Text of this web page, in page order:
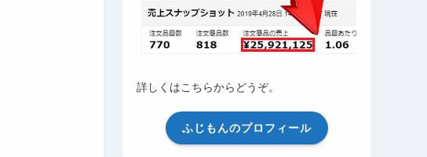
詳しくはこちらからどうぞ。
ふじもんのプロフィール